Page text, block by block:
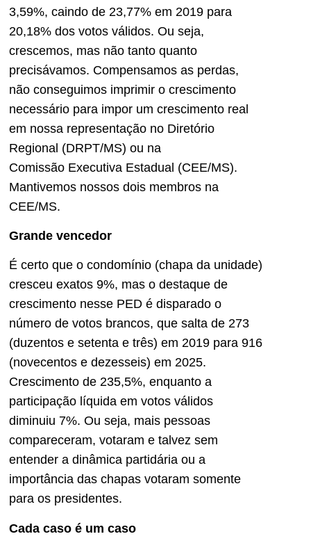
3,59%, caindo de 23,77% em 2019 para
20,18% dos votos válidos. Ou seja,
crescemos, mas não tanto quanto
precisávamos. Compensamos as perdas,
não conseguimos imprimir o crescimento
necessário para impor um crescimento real
em nossa representação no Diretório
Regional (DRPT/MS) ou na
Comissão Executiva Estadual (CEE/MS).
Mantivemos nossos dois membros na
CEE/MS.
Grande vencedor
É certo que o condomínio (chapa da unidade)
cresceu exatos 9%, mas o destaque de
crescimento nesse PED é disparado o
número de votos brancos, que salta de 273
(duzentos e setenta e três) em 2019 para 916
(novecentos e dezesseis) em 2025.
Crescimento de 235,5%, enquanto a
participação líquida em votos válidos
diminuiu 7%. Ou seja, mais pessoas
compareceram, votaram e talvez sem
entender a dinâmica partidária ou a
importância das chapas votaram somente
para os presidentes.
Cada caso é um caso